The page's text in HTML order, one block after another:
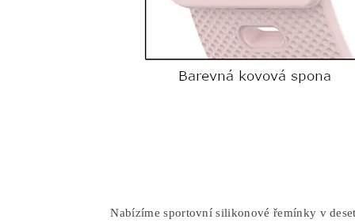
Nabízíme sportovní silikonové řemínky v